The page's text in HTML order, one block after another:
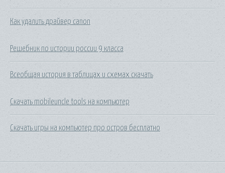
Как удалить драйвер canon
Решебник по истории россии 9 класса
Всеобщая история в таблицах и схемах скачать
Скачать mobileuncle tools на компьютер
Скачать игры на компьютер про остров бесплатно